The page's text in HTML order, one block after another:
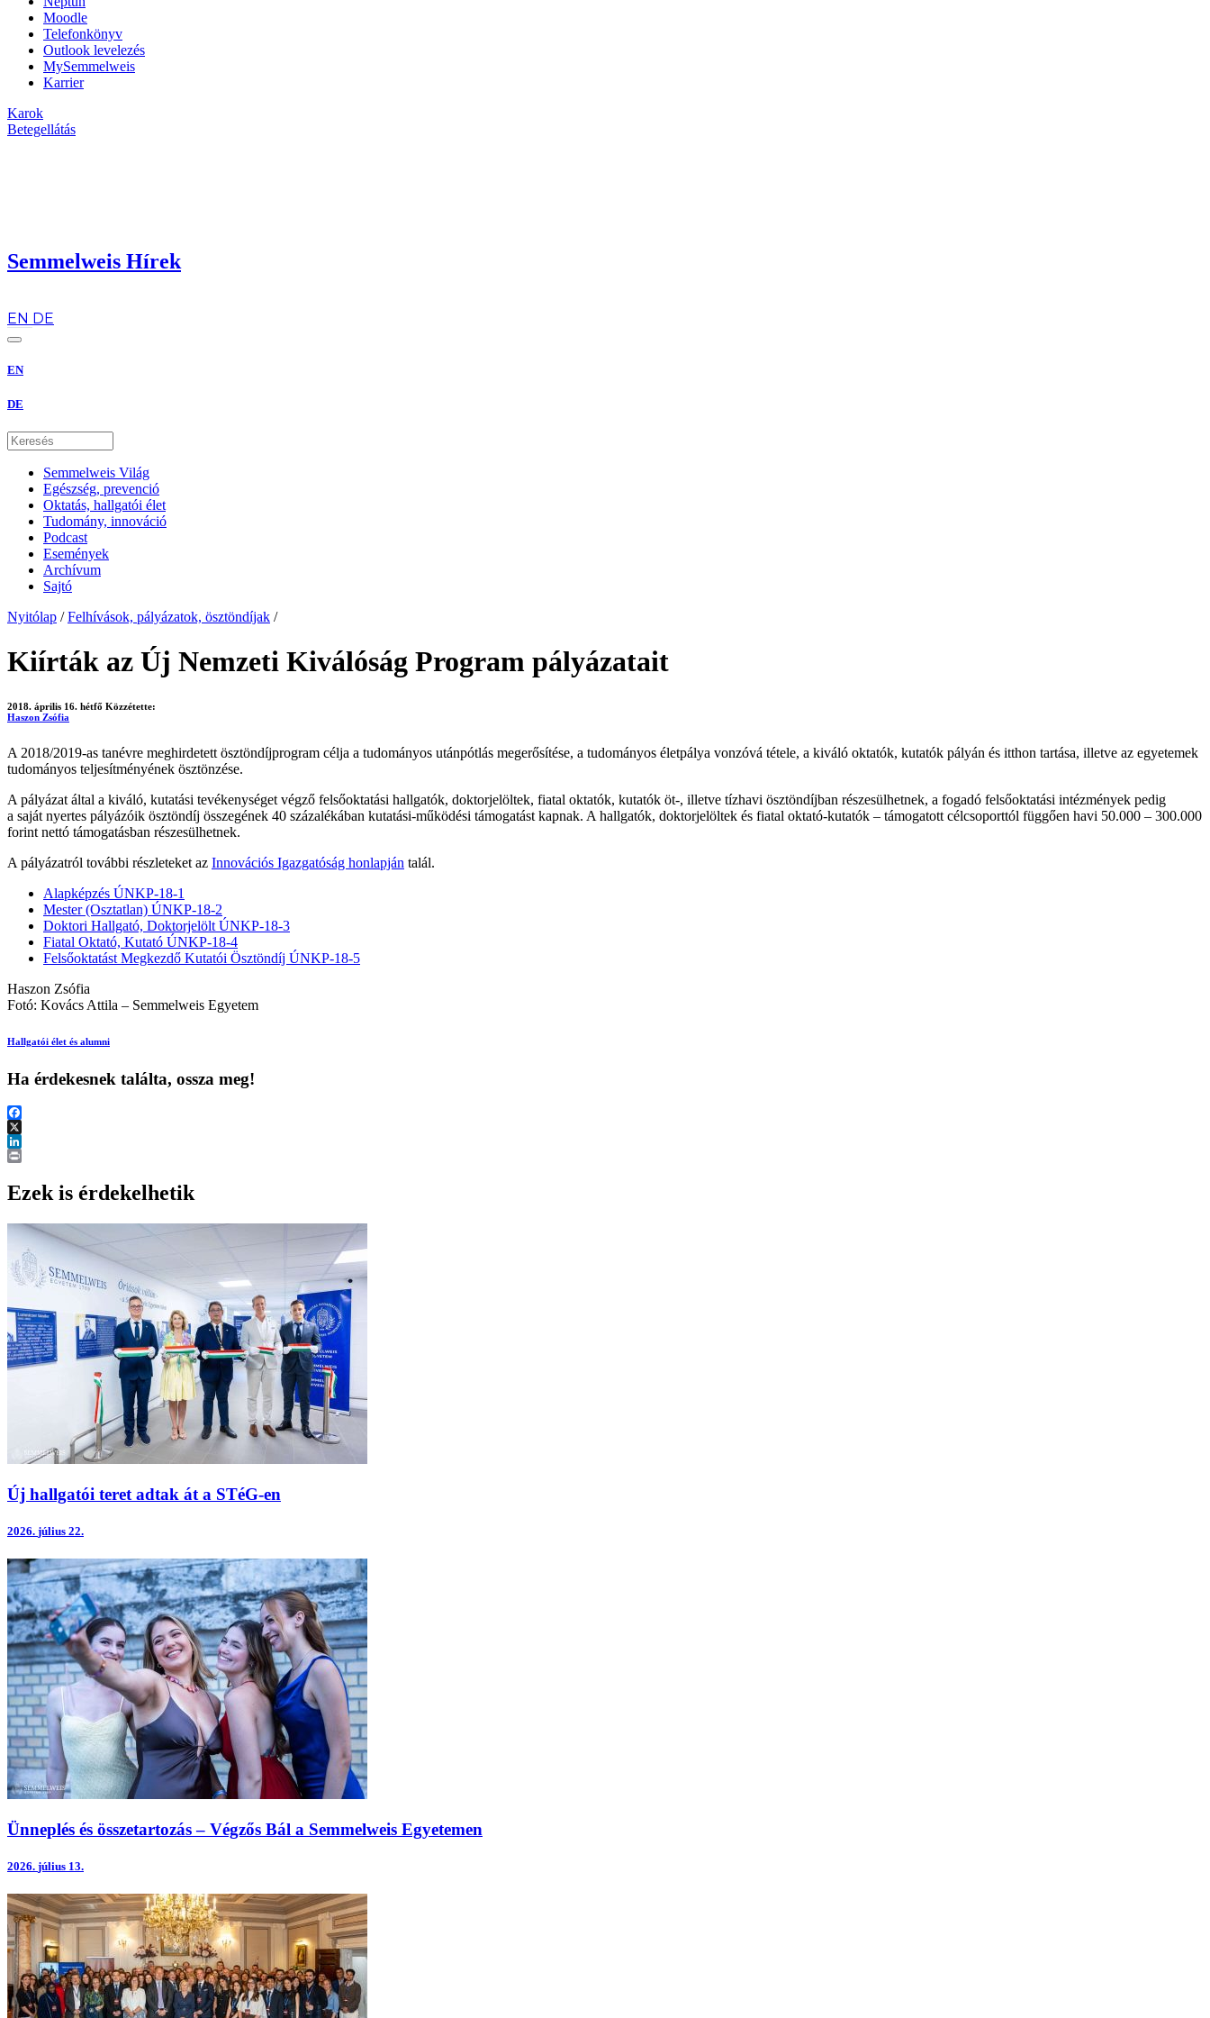
Moodle
Telefonkönyv
Outlook levelezés
MySemmelweis
Karrier
Karok
Betegellátás
Semmelweis Hírek
EN DE
EN
DE
Semmelweis Világ
Egészség, prevenció
Oktatás, hallgatói élet
Tudomány, innováció
Podcast
Események
Archívum
Sajtó
Nyitólap / Felhívások, pályázatok, ösztöndíjak /
Kiírták az Új Nemzeti Kiválóság Program pályázatait
2018. április 16. hétfő Közzétette:
Haszon Zsófia
A 2018/2019-as tanévre meghirdetett ösztöndíjprogram célja a tudományos utánpótlás megerősítése, a tudományos életpálya vonzóvá tétele, a kiváló oktatók, kutatók pályán és itthon tartása, illetve az egyetemek
tudományos teljesítményének ösztönzése.
A pályázat által a kiváló, kutatási tevékenységet végző felsőoktatási hallgatók, doktorjelöltek, fiatal oktatók, kutatók öt-, illetve tízhavi ösztöndíjban részesülhetnek, a fogadó felsőoktatási intézmények pedig
a saját nyertes pályázóik ösztöndíj összegének 40 százalékában kutatási-működési támogatást kapnak. A hallgatók, doktorjelöltek és fiatal oktató-kutatók – támogatott célcsoporttól függően havi 50.000 – 300.000
forint nettó támogatásban részesülhetnek.
A pályázatról további részleteket az Innovációs Igazgatóság honlapján talál.
Alapképzés ÚNKP-18-1
Mester (Osztatlan) ÚNKP-18-2
Doktori Hallgató, Doktorjelölt ÚNKP-18-3
Fiatal Oktató, Kutató ÚNKP-18-4
Felsőoktatást Megkezdő Kutatói Ösztöndíj ÚNKP-18-5
Haszon Zsófia
Fotó: Kovács Attila – Semmelweis Egyetem
Hallgatói élet és alumni
Ha érdekesnek találta, ossza meg!
Facebook
X
LinkedIn
Ezek is érdekelhetik
Új hallgatói teret adtak át a STéG-en
2026. július 22.
Ünneplés és összetartozás – Végzős Bál a Semmelweis Egyetemen
2026. július 13.